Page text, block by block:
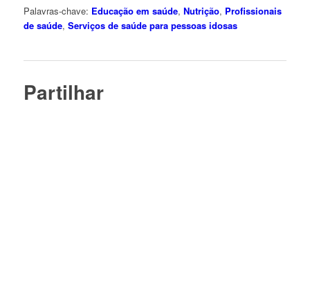
Palavras-chave: Educação em saúde, Nutrição, Profissionais
de saúde, Serviços de saúde para pessoas idosas
Partilhar